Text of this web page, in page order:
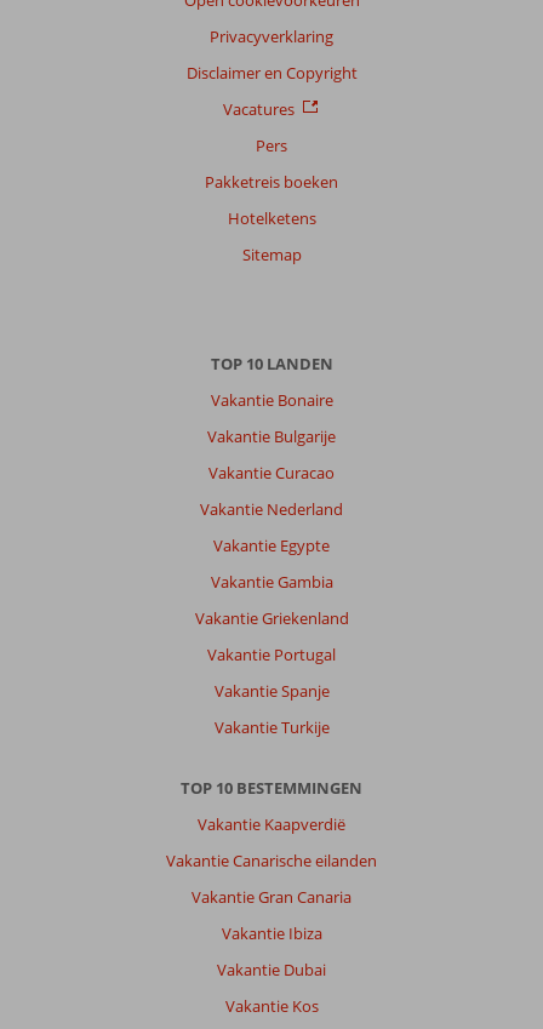
Privacyverklaring
Disclaimer en Copyright
Vacatures
Pers
Pakketreis boeken
Hotelketens
Sitemap
TOP 10 LANDEN
Vakantie Bonaire
Vakantie Bulgarije
Vakantie Curacao
Vakantie Nederland
Vakantie Egypte
Vakantie Gambia
Vakantie Griekenland
Vakantie Portugal
Vakantie Spanje
Vakantie Turkije
TOP 10 BESTEMMINGEN
Vakantie Kaapverdië
Vakantie Canarische eilanden
Vakantie Gran Canaria
Vakantie Ibiza
Vakantie Dubai
Vakantie Kos